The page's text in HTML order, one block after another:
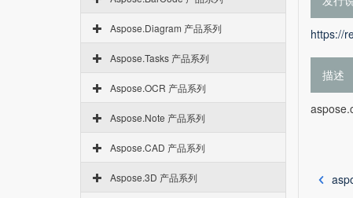
Aspose.Diagram 产品系列
Aspose.Tasks 产品系列
Aspose.OCR 产品系列
Aspose.Note 产品系列
Aspose.CAD 产品系列
Aspose.3D 产品系列
https://
描述